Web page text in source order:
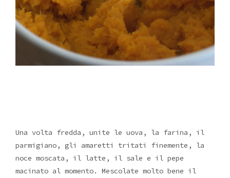
Una volta fredda, unite le uova, la farina, il
parmigiano, gli amaretti tritati finemente, la
noce moscata, il latte, il sale e il pepe
macinato al momento. Mescolate molto bene il